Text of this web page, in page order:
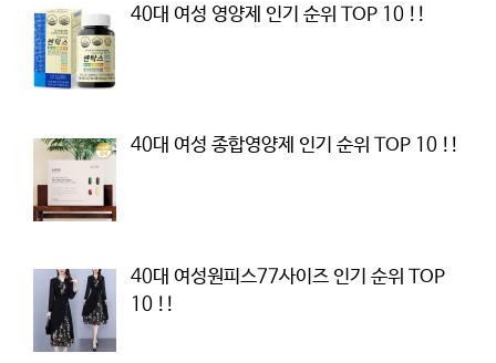
40대 여성 영양제 인기 순위 TOP 10 !!
40대 여성 종합영양제 인기 순위 TOP 10 !!
40대 여성원피스77사이즈 인기 순위 TOP
10 !!